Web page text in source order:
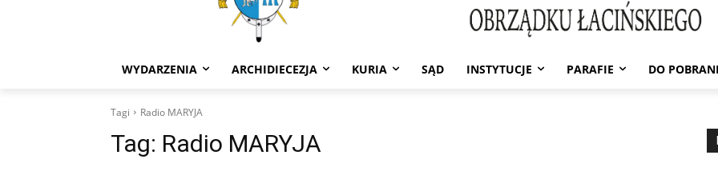
WYDARZENIA ARCHIDIECEZJA KURIA SĄD INSTYTUCJE PARAFIE DO
Tagi Radio MARYJA
Tag: Radio MARYJA